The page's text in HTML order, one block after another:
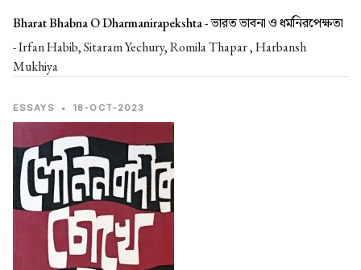
Bharat Bhabna O Dharmanirapekshta -ভারত ভাবনা ও ধর্মনিরপেক্ষতা
- Irfan Habib, Sitaram Yechury, Romila Thapar , Harbansh
Mukhiya
ESSAYS • 18-OCT-2023